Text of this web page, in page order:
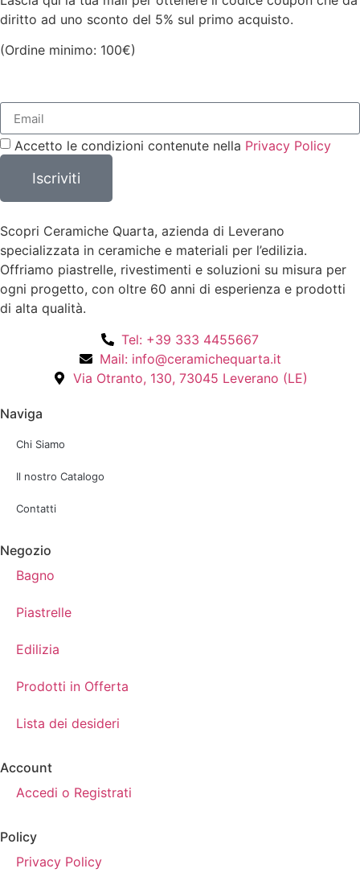
diritto ad uno sconto del 5% sul primo acquisto.
(Ordine minimo: 100€)
Accetto le condizioni contenute nella Privacy Policy
Iscriviti
Scopri Ceramiche Quarta, azienda di Leverano
specializzata in ceramiche e materiali per l’edilizia.
Offriamo piastrelle, rivestimenti e soluzioni su misura per
ogni progetto, con oltre 60 anni di esperienza e prodotti
di alta qualità.
Tel: +39 333 4455667
Mail: info@ceramichequarta.it
Via Otranto, 130, 73045 Leverano (LE)
Naviga
Chi Siamo
Il nostro Catalogo
Contatti
Negozio
Bagno
Piastrelle
Edilizia
Prodotti in Offerta
Lista dei desideri
Account
Accedi o Registrati
Policy
Privacy Policy